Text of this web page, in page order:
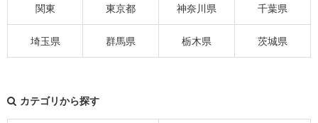
関東 東京都 神奈川県 千葉県
埼玉県 群馬県 栃木県 茨城県
カテゴリから探す